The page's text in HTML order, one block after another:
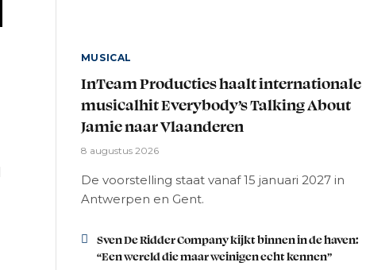
MUSICAL
InTeam Producties haalt internationale
musicalhit Everybody’s Talking About
Jamie naar Vlaanderen
8 augustus 2026
De voorstelling staat vanaf 15 januari 2027 in
Antwerpen en Gent.
Sven De Ridder Company kijkt binnen in de haven:
“Een wereld die maar weinigen echt kennen”